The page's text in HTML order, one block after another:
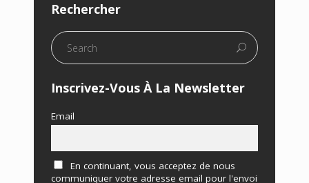
Rechercher
Inscrivez-Vous À La Newsletter
Email
En continuant, vous acceptez de nous
communiquer votre adresse email pour l'envoi